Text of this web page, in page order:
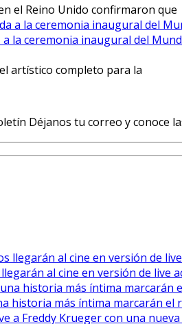
el Reino Unido confirmaron que
la ceremonia inaugural del
artístico completo para la
Déjanos tu correo y conoce
al cine en versión de live
historia más íntima marcarán el